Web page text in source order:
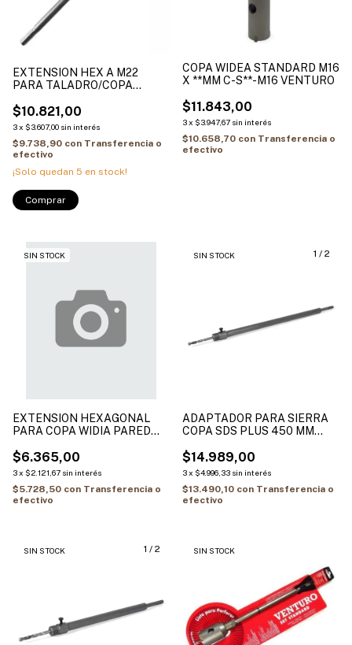
EXTENSION HEX A M22
PARA TALADRO/COPA
$10.821,00
3x $3.607,00 sin interés
$9.738,90 con Transferencia o
efectivo
¡Solo quedan 5 en stock!
COPA WIDEA STANDARD M16
X **MM C-S**-M16 VENTURO
$11.843,00
3x $3.947,67 sin interés
$10.658,70 con Transferencia o
efectivo
SIN STOCK
EXTENSION HEXAGONAL
PARA COPA WIDIA PARED
$6.365,00
3x $2.121,67 sin interés
$5.728,50 con Transferencia o
efectivo
1 / 2
SIN STOCK
ADAPTADOR PARA SIERRA
COPA SDS PLUS 450 MM
$14.989,00
3x $4.996,33 sin interés
$13.490,10 con Transferencia o
efectivo
1 / 2
SIN STOCK SIN STOCK